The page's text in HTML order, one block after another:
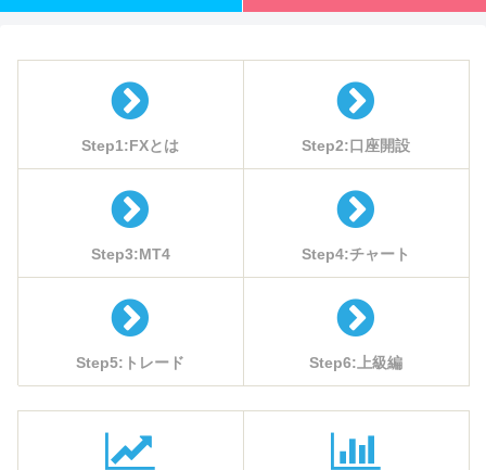
Step1:FXとは Step2:口座開設
Step3:MT4 Step4:チャート
Step5:トレード Step6:上級編